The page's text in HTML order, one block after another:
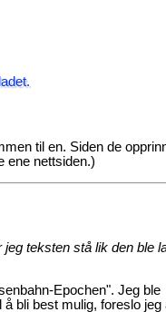
til en. Siden de
ene nettsiden.)
teksten stå lik den ble
Epochen". Jeg ble
bli best mulig, foreslo jeg